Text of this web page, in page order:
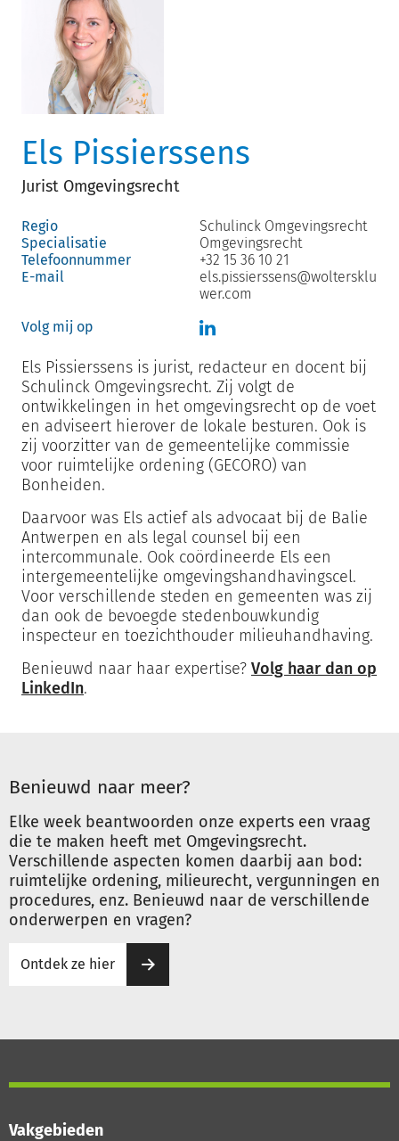
Els Pissierssens
Jurist Omgevingsrecht
Regio
Schulinck Omgevingsrecht
Specialisatie
Omgevingsrecht
Telefoonnummer
+32 15 36 10 21
E-mail
els.pissierssens@woltersklu
wer.com
Volg mij op
Els Pissierssens is jurist, redacteur en docent bij
Schulinck Omgevingsrecht. Zij volgt de
ontwikkelingen in het omgevingsrecht op de voet
en adviseert hierover de lokale besturen. Ook is
zij voorzitter van de gemeentelijke commissie
voor ruimtelijke ordening (GECORO) van
Bonheiden.
Daarvoor was Els actief als advocaat bij de Balie
Antwerpen en als legal counsel bij een
intercommunale. Ook coördineerde Els een
intergemeentelijke omgevingshandhavingscel.
Voor verschillende steden en gemeenten was zij
dan ook de bevoegde stedenbouwkundig
inspecteur en toezichthouder milieuhandhaving.
Benieuwd naar haar expertise? Volg haar dan op
LinkedIn.
Benieuwd naar meer?
Elke week beantwoorden onze experts een vraag
die te maken heeft met Omgevingsrecht.
Verschillende aspecten komen daarbij aan bod:
ruimtelijke ordening, milieurecht, vergunningen en
procedures, enz. Benieuwd naar de verschillende
onderwerpen en vragen?
Ontdek ze hier
Vakgebieden